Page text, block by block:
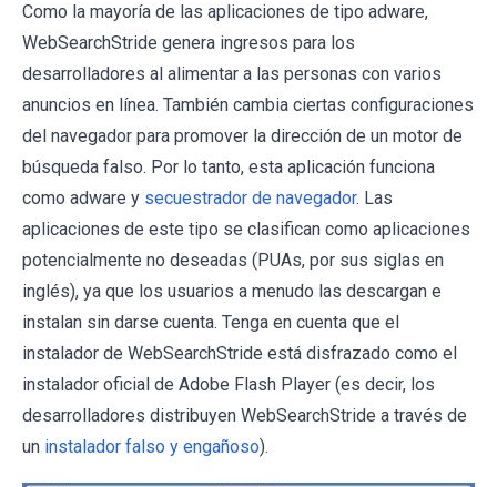
Como la mayoría de las aplicaciones de tipo adware,
WebSearchStride genera ingresos para los
desarrolladores al alimentar a las personas con varios
anuncios en línea. También cambia ciertas configuraciones
del navegador para promover la dirección de un motor de
búsqueda falso. Por lo tanto, esta aplicación funciona
como adware y secuestrador de navegador. Las
aplicaciones de este tipo se clasifican como aplicaciones
potencialmente no deseadas (PUAs, por sus siglas en
inglés), ya que los usuarios a menudo las descargan e
instalan sin darse cuenta. Tenga en cuenta que el
instalador de WebSearchStride está disfrazado como el
instalador oficial de Adobe Flash Player (es decir, los
desarrolladores distribuyen WebSearchStride a través de
un instalador falso y engañoso).